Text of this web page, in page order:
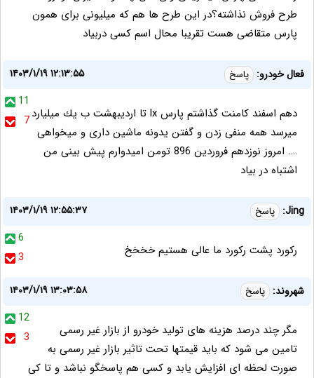
طرح فروش نذاشته؟در این طرح ها هم که میلیونی برای همون
پارس متقاضی هست تقریبا محال اسم کسی دربیاد
فعال خودرو: پاسخ
۱۴۰۳/۱/۱۹ ۱۲:۱۳:۵۵
11
7دهم اسفند كامنت گذاشتم پارس lx تا ارديبهشت ب يك ميليارد
ميرسد همه منفى زدن و گفتن يدونه ماشين دارى و ميخواهى
…. امروز نوزدهم فروردين 896 تومن اميدوارم پيش بينى من
اشتباه در بياد
Jing: پاسخ
۱۴۰۳/۱/۱۹ ۱۲:۵۵:۳۷
6
3
رکورد پشت رکورد ما عالی هستیم خخخخ
شهروند: پاسخ
۱۴۰۳/۱/۱۹ ۱۳:۰۳:۵۸
12
3
مگر چند درصد هزینه های تولید خودرو از بازار غیر رسمی
تامین می شود که باید قیمتها تحت تاثیر بازار غیر رسمی به
صورت لحظه ای افزایش یابد و کسی هم پاسخگو نباشد و تا کی